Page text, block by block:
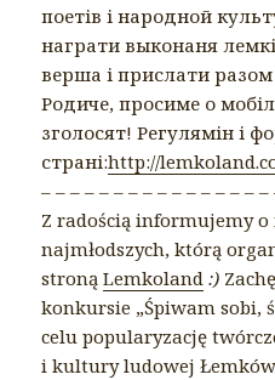
поетів і народной
награти выконаня
верша і прислати
Родиче, просиме о
зголосят! Регулямін і
страні:http://
– – – – – – – – – – – – – – – –
Z radością informujemy
najmłodszych, którą
stronąLemkoland :)
konkursie „Śpiwam sobi,
celu popularyzację
i kultury ludowej